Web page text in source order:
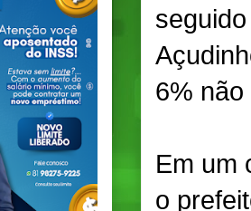
6%
Em um
o